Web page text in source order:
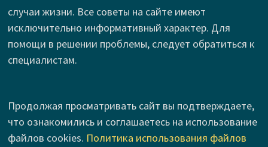
случаи жизни. Все советы на сайте имеют
исключительно информативный характер. Для
помощи в решении проблемы, следует обратиться к
специалистам.
Продолжая просматривать сайт вы подтверждаете,
что ознакомились и соглашаетесь на использование
файлов cookies. Политика использования файлов